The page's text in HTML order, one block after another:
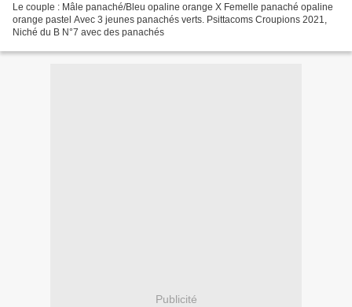
Le couple : Mâle panaché/Bleu opaline orange X Femelle panaché opaline
orange pastel Avec 3 jeunes panachés verts. Psittacoms Croupions 2021,
Niché du B N°7 avec des panachés
Publicité